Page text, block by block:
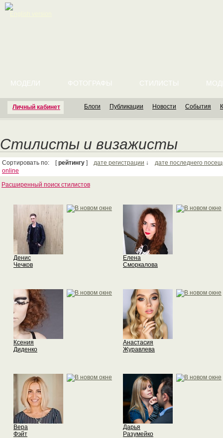
Личный кабинет
МОДЕЛИ ФОТОГРАФЫ СТИЛИСТЫ
Блоги Публикации Новости События
Стилисты и визажисты
Сортировать по: [рейтингу ] дате регистрации ↓ дате последнего
online
Расширенный поиск стилистов
Денис
Чечков
Елена
Сморкалова
Ксения
Диденко
Анастасия
Журавлева
Вера
Фэйт
Дарья
Разумейко